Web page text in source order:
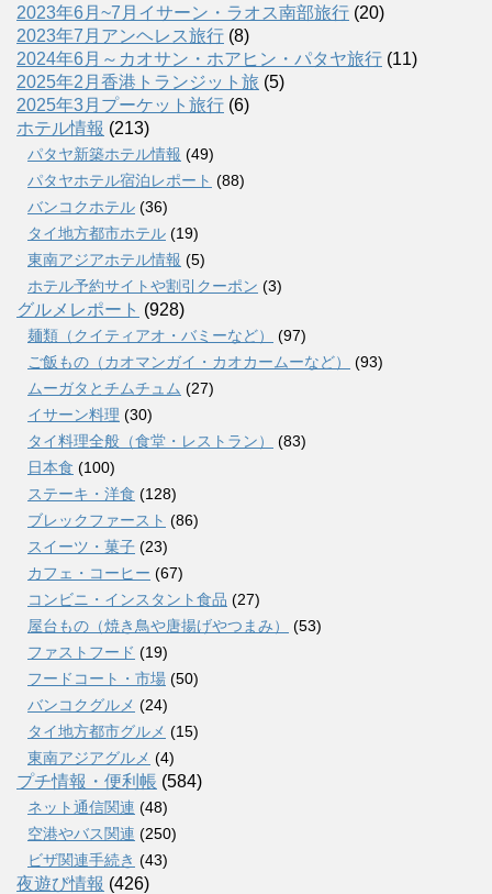
2023年6月~7月イサーン・ラオス南部旅行 (20)
2023年7月アンヘレス旅行 (8)
2024年6月～カオサン・ホアヒン・パタヤ旅行 (11)
2025年2月香港トランジット旅 (5)
2025年3月プーケット旅行 (6)
ホテル情報 (213)
パタヤ新築ホテル情報 (49)
パタヤホテル宿泊レポート (88)
バンコクホテル (36)
タイ地方都市ホテル (19)
東南アジアホテル情報 (5)
ホテル予約サイトや割引クーポン (3)
グルメレポート (928)
麺類（クイティアオ・バミーなど）
(97)
ご飯もの（カオマンガイ・カオカームーなど）
(93)
ムーガタとチムチュム (27)
イサーン料理 (30)
タイ料理全般（食堂・レストラン）
(83)
日本食 (100)
ステーキ・洋食 (128)
ブレックファースト (86)
スイーツ・菓子 (23)
カフェ・コーヒー (67)
コンビニ・インスタント食品 (27)
屋台もの（焼き鳥や唐揚げやつまみ）
(53)
ファストフード (19)
フードコート・市場 (50)
バンコクグルメ (24)
タイ地方都市グルメ (15)
東南アジアグルメ (4)
プチ情報・便利帳 (584)
ネット通信関連 (48)
空港やバス関連 (250)
ビザ関連手続き (43)
夜遊び情報 (426)